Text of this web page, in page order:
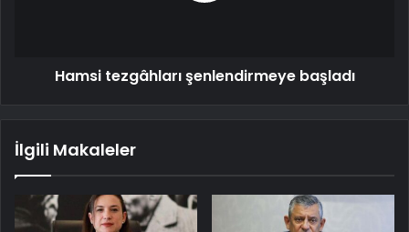
Hamsi tezgâhları şenlendirmeye başladı
İlgili Makaleler